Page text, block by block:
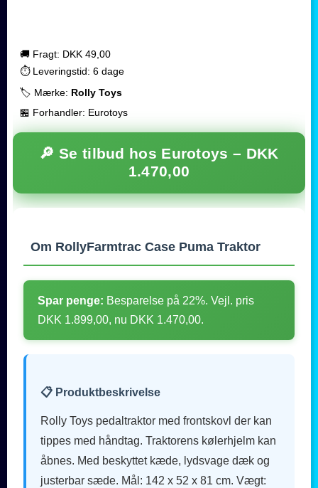
🚚 Fragt: DKK 49,00
⏱️ Leveringstid: 6 dage
🏷️ Mærke: Rolly Toys
🏪 Forhandler: Eurotoys
🔎 Se tilbud hos Eurotoys – DKK
1.470,00
Om RollyFarmtrac Case Puma Traktor
Spar penge: Besparelse på 22%. Vejl. pris
DKK 1.899,00, nu DKK 1.470,00.
📋 Produktbeskrivelse
Rolly Toys pedaltraktor med frontskovl der kan
tippes med håndtag. Traktorens kølerhjelm kan
åbnes. Med beskyttet kæde, lydsvage dæk og
justerbar sæde. Mål: 142 x 52 x 81 cm. Vægt: